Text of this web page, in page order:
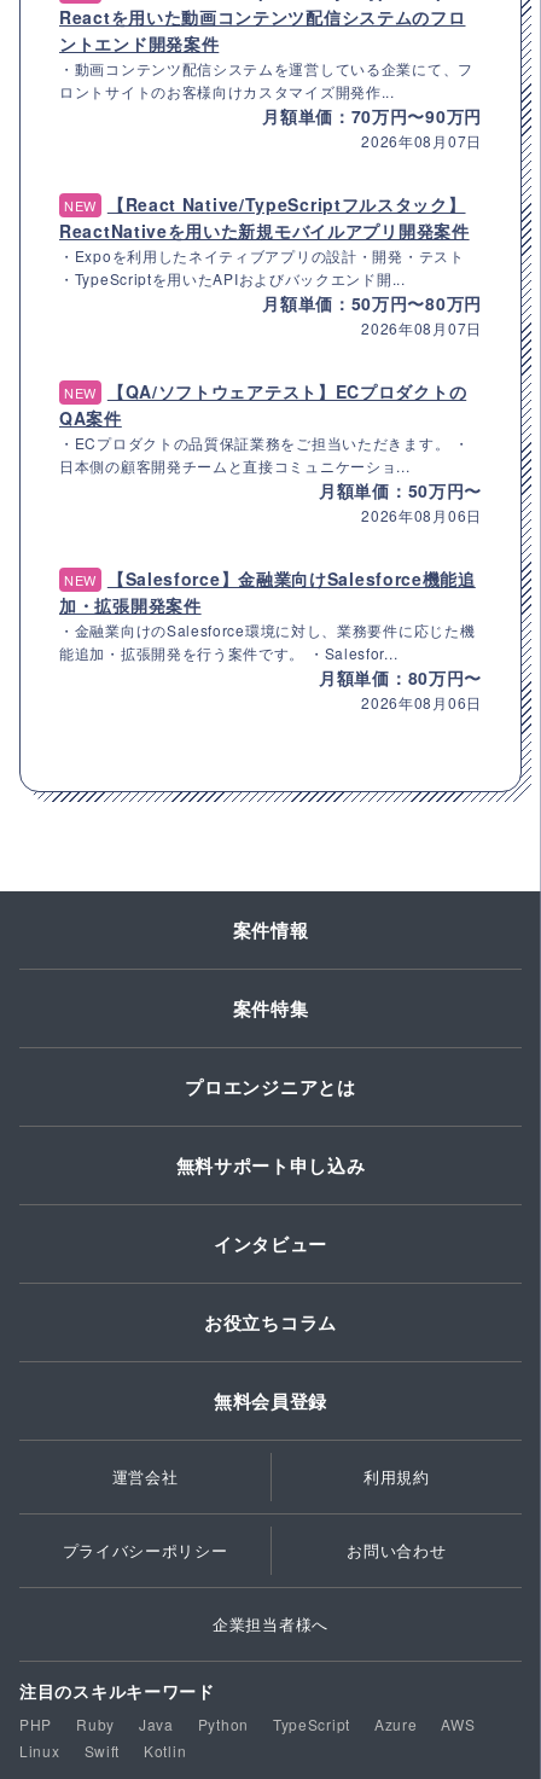
Reactを用いた動画コンテンツ配信システムのフロ
ントエンド開発案件
・動画コンテンツ配信システムを運営している企業にて、フ
ロントサイトのお客様向けカスタマイズ開発作...
月額単価：70万円〜90万円
2026年08月07日
NEW
【React Native/TypeScriptフルスタック】
ReactNativeを用いた新規モバイルアプリ開発案件
・Expoを利用したネイティブアプリの設計・開発・テスト
・TypeScriptを用いたAPIおよびバックエンド開...
月額単価：50万円〜80万円
2026年08月07日
NEW
【QA/ソフトウェアテスト】ECプロダクトの
QA案件
・ECプロダクトの品質保証業務をご担当いただきます。 ・
日本側の顧客開発チームと直接コミュニケーショ...
月額単価：50万円〜
2026年08月06日
NEW
【Salesforce】金融業向けSalesforce機能追
加・拡張開発案件
・金融業向けのSalesforce環境に対し、業務要件に応じた機
能追加・拡張開発を行う案件です。 ・Salesfor...
月額単価：80万円〜
2026年08月06日
案件情報
案件特集
プロエンジニアとは
無料サポート申し込み
インタビュー
お役立ちコラム
無料会員登録
運営会社 利用規約
プライバシーポリシー お問い合わせ
企業担当者様へ
注目のスキルキーワード
PHP Ruby Java Python TypeScript Azure
AWS
Linux
Swift Kotlin